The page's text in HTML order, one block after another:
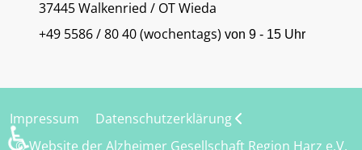
37445 Walkenried / OT Wieda
+49 5586 / 80 40 (wochentags) von 9 - 15 Uhr
Impressum
Datenschutzerklärung
© Website der Alzheimer Gesellschaft Region Harz e.V.